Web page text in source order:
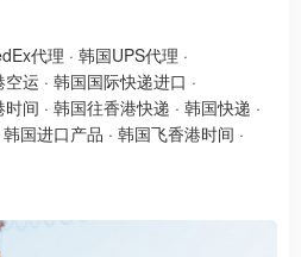
代理 · 韩国UPS代理 ·
空运 · 韩国国际快递进口 ·
时间 · 韩国往香港快递 · 韩国快递 ·
韩国进口产品 · 韩国飞香港时间 ·